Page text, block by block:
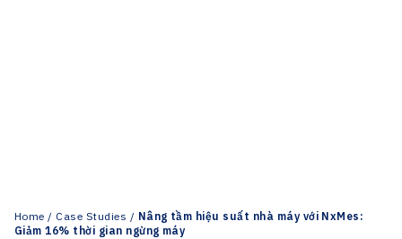
Home / Case Studies / Nâng tầm hiệu suất nhà máy với NxMes:
Giảm 16% thời gian ngừng máy